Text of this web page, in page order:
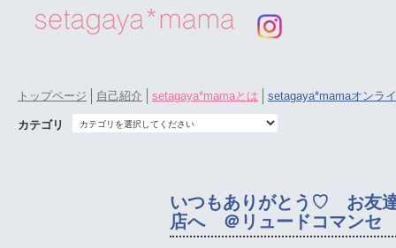
トップページ 自己紹介 setagaya*mamaとは setagaya*mamaオンラ
カテゴリ
いつもありがとう♡ お友
店へ ＠リュードコマンセ